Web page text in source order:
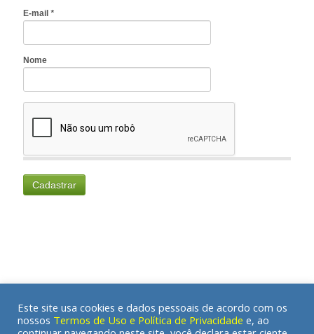
Este site usa cookies e dados pessoais de acordo com os
nossos Termos de Uso e Política de Privacidade e, ao